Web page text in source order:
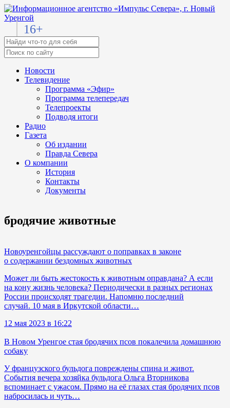
16+
Новости
Телевидение
Программа «Эфир»
Программа телепередач
Телепроекты
Подводя итоги
Радио
Газета
Об издании
Правда Севера
О компании
История
Контакты
Документы
бродячие животные
Новоуренгойцы рассуждают о поправках в законе
о содержании бездомных животных
Может ли быть жестокость к животным оправдана? А если
на кону жизнь человека? Периодически в разных регионах
России происходят трагедии. Напомню последний
случай. 10 мая в Иркутской области…
12 мая 2023 в 16:22
В Новом Уренгое стая бродячих псов покалечила домашнюю
собаку
У французского бульдога повреждены спина и живот.
События вечера хозяйка бульдога Ольга Вторникова
вспоминает с ужасом. Прямо на её глазах стая бродячих псов
набросилась и чуть…